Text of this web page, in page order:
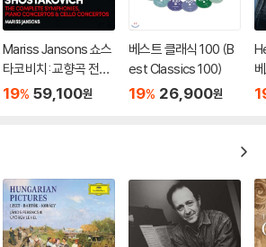
Mariss Jansons 쇼스
타코비치: 교향곡 전곡,
재즈 모음곡, 협주곡 (S
19% 59,100원
베스트 클래식 100 (B
est Classics 100)
19% 26,900원